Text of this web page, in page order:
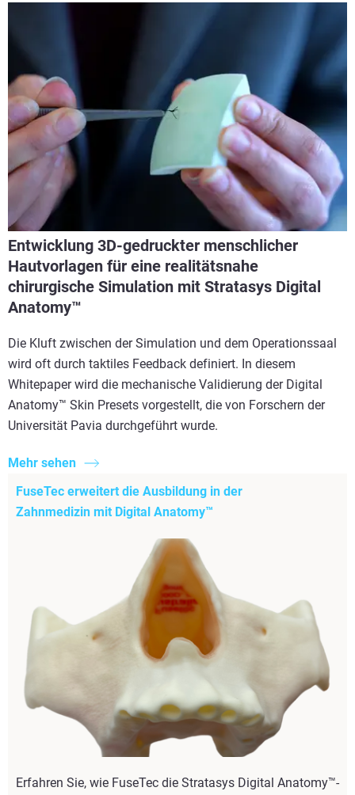
Entwicklung 3D-gedruckter menschlicher
Hautvorlagen für eine realitätsnahe
chirurgische Simulation mit Stratasys Digital
Anatomy™
Die Kluft zwischen der Simulation und dem Operationssaal
wird oft durch taktiles Feedback definiert. In diesem
Whitepaper wird die mechanische Validierung der Digital
Anatomy™ Skin Presets vorgestellt, die von Forschern der
Universität Pavia durchgeführt wurde.
Mehr sehen
FuseTec erweitert die Ausbildung in der
Zahnmedizin mit Digital Anatomy™
Erfahren Sie, wie FuseTec die Stratasys Digital Anatomy™-